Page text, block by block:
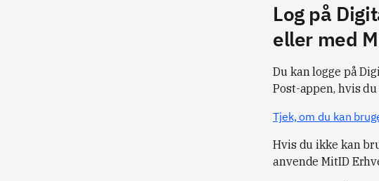
Log på
eller med
Du kan logge på
Post-appen, hvis
Tjek, om du kan
Hvis du ikke kan
anvende MitID